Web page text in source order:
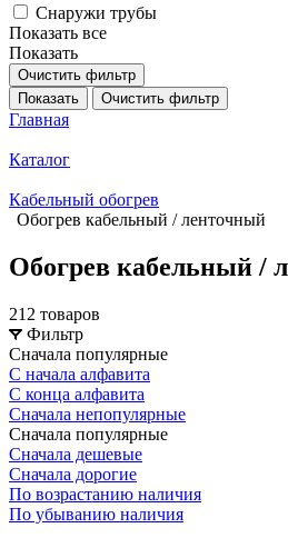
Снаружи трубы
Показать все
Показать
Очистить фильтр
Показать
Очистить фильтр
Главная
Каталог
Кабельный обогрев
Обогрев кабельный / ленточный
Обогрев кабельный /
212 товаров
Фильтр
Сначала популярные
С начала алфавита
С конца алфавита
Сначала непопулярные
Сначала популярные
Сначала дешевые
Сначала дорогие
По возрастанию наличия
По убыванию наличия